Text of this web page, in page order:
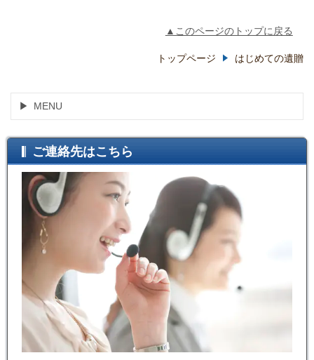
▲このページのトップに戻る
トップページ はじめての遺贈
MENU
ご連絡先はこちら